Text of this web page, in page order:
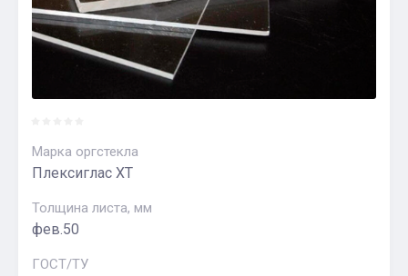
Марка оргстекла
Плексиглас XT
Толщина листа, мм
фев.50
ГОСТ/ТУ